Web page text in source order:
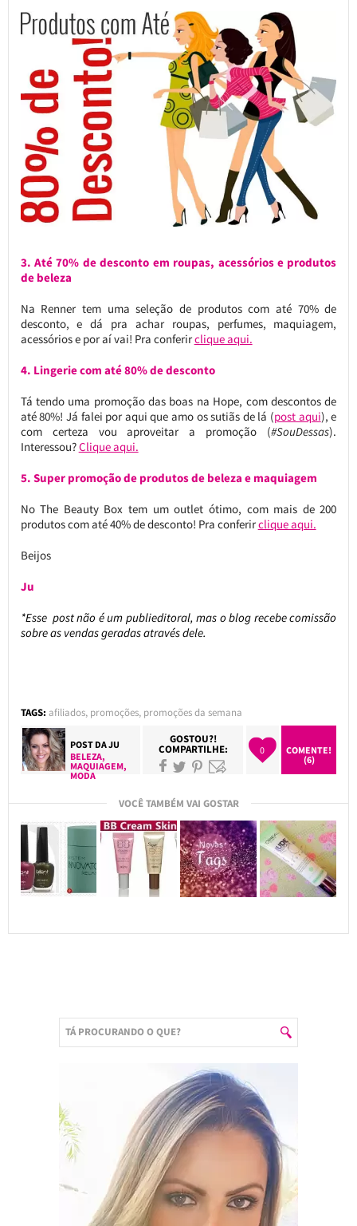
3. Até 70% de desconto em roupas, acessórios e produtos
de beleza
Na Renner tem uma seleção de produtos com até 70% de
desconto, e dá pra achar roupas, perfumes, maquiagem,
acessórios e por aí vai! Pra conferirclique aqui.
4. Lingerie com até 80% de desconto
Tá tendo uma promoção das boas na Hope, com descontos de
até 80%! Já falei por aqui que amo os sutiãs de lá (post aqui), e
com certeza vou aproveitar a promoção (#SouDessas).
Interessou?Clique aqui.
5. Super promoção de produtos de beleza e maquiagem
No The Beauty Box tem um outlet ótimo, com mais de 200
produtos com até 40% de desconto! Pra conferirclique aqui.
Beijos
Ju
*Esse post não é um publieditoral, mas o blog recebe comissão
sobre as vendas geradas através dele.
TAGS: afiliados, promoções, promoções da semana
POST DAJU
BELEZA,
MAQUIAGEM,
MODA
GOSTOU?!
COMPARTILHE: 0
COMENTE!
(6)
VOCÊ TAMBÉM VAI GOSTAR